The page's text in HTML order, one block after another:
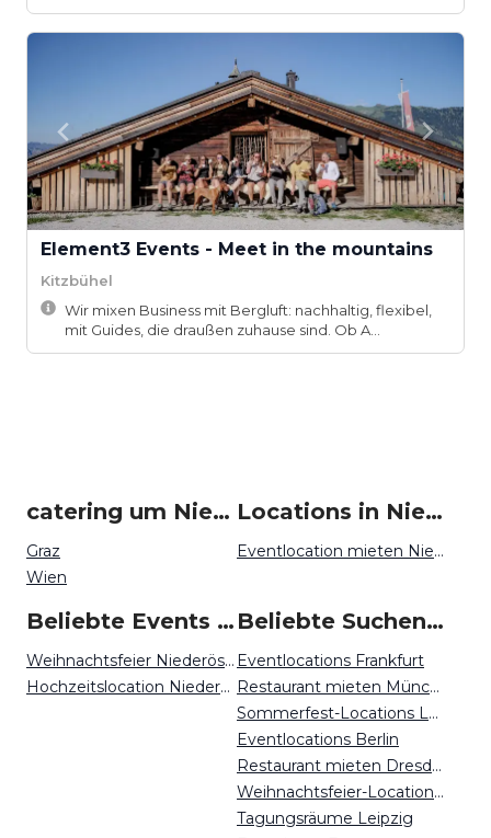
ke...
Element3 Events - Meet in the mountains
Kitzbühel
Wir mixen Business mit Bergluft: nachhaltig, flexibel,
mit Guides, die draußen zuhause sind. Ob A...
catering um Niederösterreich
Graz
Wien
Locations in Niederösterreich mieten
Eventlocation mieten Niederösterreich
Beliebte Events in Niederösterreich
Weihnachtsfeier Niederösterreich
Hochzeitslocation Niederösterreich
Beliebte Suchen auf Event Inc
Eventlocations Frankfurt
Restaurant mieten München
Sommerfest-Locations Leipzig
Eventlocations Berlin
Restaurant mieten Dresden
Weihnachtsfeier-Locations Bremen
Tagungsräume Leipzig